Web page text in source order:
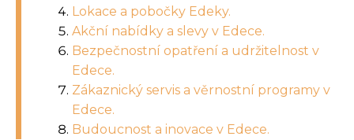
Lokace a pobočky Edeky.
Akční nabídky a slevy v Edece.
Bezpečnostní opatření a udržitelnost v
Edece.
Zákaznický servis a věrnostní programy v
Edece.
Budoucnost a inovace v Edece.